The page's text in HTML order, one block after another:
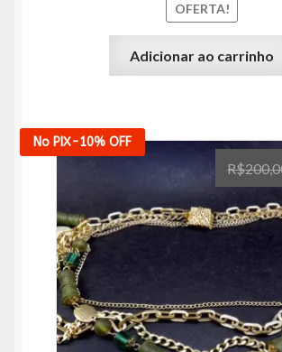
OFERTA!
Adicionar ao carrinho
No PIX-10% OFF
R$